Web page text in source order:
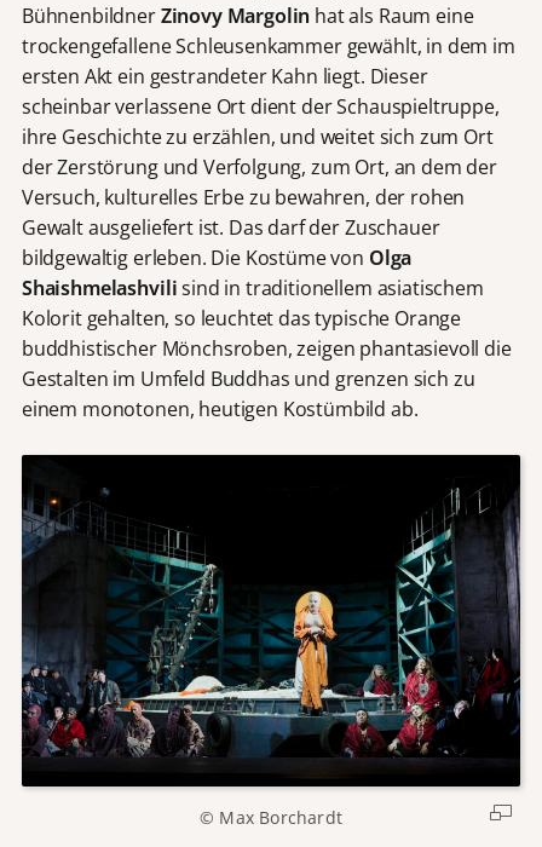
BühnenbildnerZinovy Margolin hat als Raum eine
trockengefallene Schleusenkammer gewählt, in dem im
ersten Akt ein gestrandeter Kahn liegt. Dieser
scheinbar verlassene Ort dient der Schauspieltruppe,
ihre Geschichte zu erzählen, und weitet sich zum Ort
der Zerstörung und Verfolgung, zum Ort, an dem der
Versuch, kulturelles Erbe zu bewahren, der rohen
Gewalt ausgeliefert ist. Das darf der Zuschauer
bildgewaltig erleben. Die Kostüme von Olga
Shaishmelashvilisind in traditionellem asiatischem
Kolorit gehalten, so leuchtet das typische Orange
buddhistischer Mönchsroben, zeigen phantasievoll die
Gestalten im Umfeld Buddhas und grenzen sich zu
einem monotonen, heutigen Kostümbild ab.
© Max Borchardt